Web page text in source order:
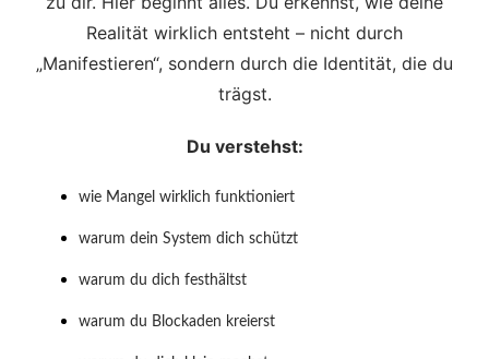
Realität wirklich entsteht – nicht durch
„Manifestieren“, sondern durch die Identität, die du
trägst.
Du verstehst:
wie Mangel wirklich funktioniert
warum dein System dich schützt
warum du dich festhältst
warum du Blockaden kreierst